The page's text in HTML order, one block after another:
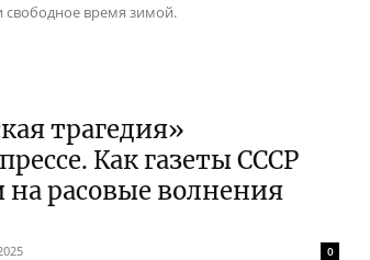
свободное время зимой.
трагедия»
Как газеты СССР
на расовые волнения
0